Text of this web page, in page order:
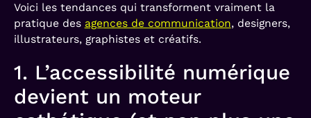
Voici les tendances qui transforment vraiment la
pratique des agences de communication, designers,
illustrateurs, graphistes et créatifs.
1. L’accessibilité numérique
devient un moteur